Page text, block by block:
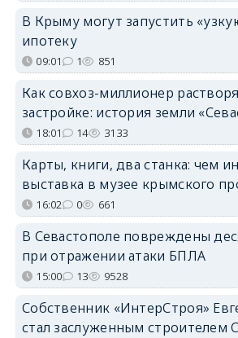
В Крыму могут запустить
ипотеку
09:01 1 851
Как совхоз-миллионер
застройке: история земли
18:01 14 3133
Карты, книги, два станка: чем
выставка в музее крымского
16:02 0 661
В Севастополе повреждены
при отражении атаки БПЛА
15:00 13 9528
Собственник «ИнтерСтроя»
стал заслуженным строителем